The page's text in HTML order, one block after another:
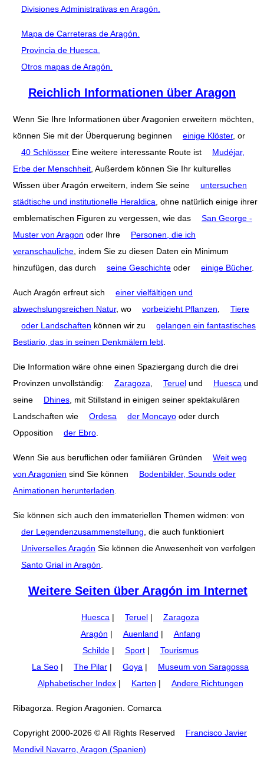
Divisiones Administrativas en Aragón.
Mapa de Carreteras de Aragón.
Provincia de Huesca.
Otros mapas de Aragón.
Reichlich Informationen über Aragon
Wenn Sie Ihre Informationen über Aragonien erweitern möchten,
können Sie mit der Überquerung beginnen
einige Klöster, or
40 Schlösser Eine weitere interessante Route ist
Mudéjar,
Erbe der Menschheit , Außerdem können Sie Ihr kulturelles
Wissen über Aragón erweitern, indem Sie seine
untersuchen
städtische und institutionelle Heraldica , ohne natürlich einige ihrer
emblematischen Figuren zu vergessen, wie das
San George -
Muster von Aragon oder Ihre
Personen, die ich
veranschauliche , indem Sie zu diesen Daten ein Minimum
hinzufügen, das durch
seine Geschichte oder einige Bücher.
Auch Aragón erfreut sich
einer vielfältigen und
abwechslungsreichen Natur, wo vorbeizieht Pflanzen
Tiere
oder Landschaften können wir zu
gelangen ein fantastisches
Bestiario, das in seinen Denkmälern lebt
Die Information wäre ohne einen Spaziergang durch die drei
Provinzen unvollständig:
Zaragoza Teruel und Huesca und
seine
Dhines , mit Stillstand in einigen seiner spektakulären
Landschaften wie
Ordesa der Moncayo oder durch
Opposition
der Ebro
Wenn Sie aus beruflichen oder familiären Gründen
Weit weg
von Aragonien sind Sie können
Bodenbilder, Sounds oder
Animationen herunterladen
Sie können sich auch den immateriellen Themen widmen: von
der Legendenzusammenstellung , die auch funktioniert
Universelles Aragón Sie können die Anwesenheit von verfolgen
Santo Grial in Aragón
Weitere Seiten über Aragón im Internet
Huesca | Teruel |
Zaragoza
Aragón | Auenland |
Anfang
Schilde| Sport|
Tourismus
La Seo | The Pilar | Goya |
Museum von Saragossa
Alphabetischer Index| Karten | Andere Richtungen
Ribagorza. Region Aragonien. Comarca
Copyright 2000-2026 © All Rights Reserved
Francisco Javier
Mendivil Navarro, Aragon (Spanien)